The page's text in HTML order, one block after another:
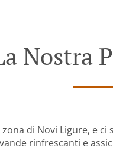
Nostra
di Novi Ligure, e
rinfrescanti e